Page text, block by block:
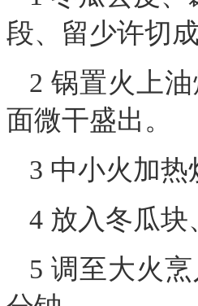
段、留少许切
2 锅置火上
面微干盛出。
3 中小火加
4 放入冬瓜块
5 调至大火